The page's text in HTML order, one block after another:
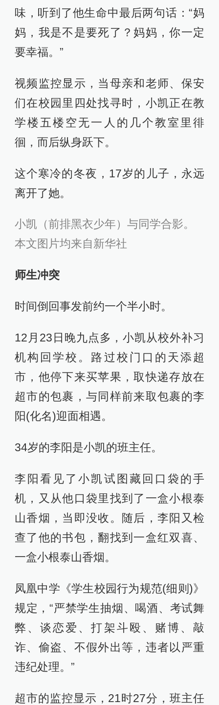
味，听到了他生命中最后两句话：“妈
妈，我是不是要死了？妈妈，你一定
要幸福。”
视频监控显示，当母亲和老师、保安
们在校园里四处找寻时，小凯正在教
学楼五楼空无一人的几个教室里徘
徊，而后纵身跃下。
这个寒冷的冬夜，17岁的儿子，永远
离开了她。
小凯（前排黑衣少年）与同学合影。
本文图片均来自新华社
师生冲突
时间倒回事发前约一个半小时。
12月23日晚九点多，小凯从校外补习
机构回学校。路过校门口的天添超
市，他停下来买苹果，取快递存放在
超市的包裹，与同样前来取包裹的李
阳(化名)迎面相遇。
34岁的李阳是小凯的班主任。
李阳看见了小凯试图藏回口袋的手
机，又从他口袋里找到了一盒小根泰
山香烟，当即没收。随后，李阳又检
查了他的书包，翻找到一盒红双喜、
一盒小根泰山香烟。
凤凰中学《学生校园行为规范(细则)》
规定，“严禁学生抽烟、喝酒、考试舞
弊、谈恋爱、打架斗殴、赌博、敲
诈、偷盗、不假外出等，违者以严重
违纪处理。”
超市的监控显示，21时27分，班主任